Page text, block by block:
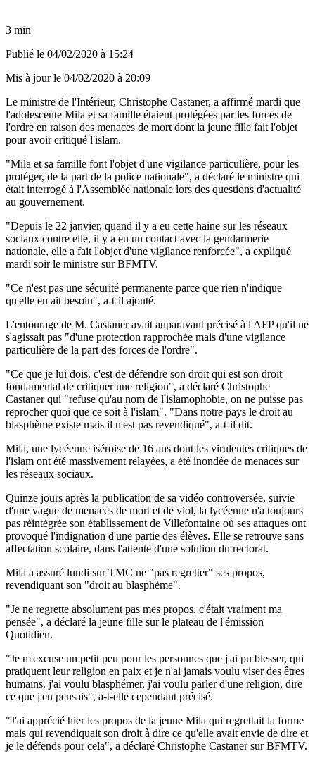
3 min
Publié le 04/02/2020 à 15:24
Mis à jour le 04/02/2020 à 20:09
Le ministre de l'Intérieur, Christophe Castaner, a affirmé mardi que
l'adolescente Mila et sa famille étaient protégées par les forces de
l'ordre en raison des menaces de mort dont la jeune fille fait l'objet
pour avoir critiqué l'islam.
"Mila et sa famille font l'objet d'une vigilance particulière, pour les
protéger, de la part de la police nationale", a déclaré le ministre qui
était interrogé à l'Assemblée nationale lors des questions d'actualité
au gouvernement.
"Depuis le 22 janvier, quand il y a eu cette haine sur les réseaux
sociaux contre elle, il y a eu un contact avec la gendarmerie
nationale, elle a fait l'objet d'une vigilance renforcée", a expliqué
mardi soir le ministre sur BFMTV.
"Ce n'est pas une sécurité permanente parce que rien n'indique
qu'elle en ait besoin", a-t-il ajouté.
L'entourage de M. Castaner avait auparavant précisé à l'AFP qu'il ne
s'agissait pas "d'une protection rapprochée mais d'une vigilance
particulière de la part des forces de l'ordre".
"Ce que je lui dois, c'est de défendre son droit qui est son droit
fondamental de critiquer une religion", a déclaré Christophe
Castaner qui "refuse qu'au nom de l'islamophobie, on ne puisse pas
reprocher quoi que ce soit à l'islam". "Dans notre pays le droit au
blasphème existe mais il n'est pas revendiqué", a-t-il dit.
Mila, une lycéenne iséroise de 16 ans dont les virulentes critiques de
l'islam ont été massivement relayées, a été inondée de menaces sur
les réseaux sociaux.
Quinze jours après la publication de sa vidéo controversée, suivie
d'une vague de menaces de mort et de viol, la lycéenne n'a toujours
pas réintégrée son établissement de Villefontaine où ses attaques ont
provoqué l'indignation d'une partie des élèves. Elle se retrouve sans
affectation scolaire, dans l'attente d'une solution du rectorat.
Mila a assuré lundi sur TMC ne "pas regretter" ses propos,
revendiquant son "droit au blasphème".
"Je ne regrette absolument pas mes propos, c'était vraiment ma
pensée", a déclaré la jeune fille sur le plateau de l'émission
Quotidien.
"Je m'excuse un petit peu pour les personnes que j'ai pu blesser, qui
pratiquent leur religion en paix et je n'ai jamais voulu viser des êtres
humains, j'ai voulu blasphémer, j'ai voulu parler d'une religion, dire
ce que j'en pensais", a-t-elle cependant précisé.
"J'ai apprécié hier les propos de la jeune Mila qui regrettait la forme
mais qui revendiquait son droit à dire ce qu'elle avait envie de dire et
je le défends pour cela", a déclaré Christophe Castaner sur BFMTV.